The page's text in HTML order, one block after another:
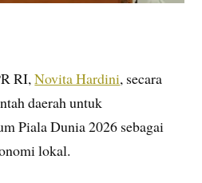
RI,Novita Hardini, secara
daerah untuk
Piala Dunia 2026 sebagai
lokal.